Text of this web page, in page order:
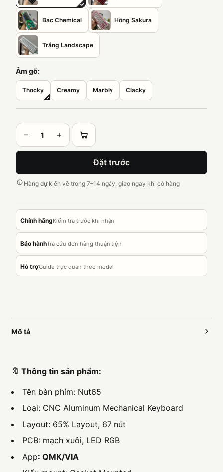
Bạc Chemical Hồng Sakura
Trắng Landscape
Âm gõ:
Thocky Creamy Marbly Clacky
– +
Đặt trước
Hàng dự kiến về trong 7–14 ngày, giao ngay khi có hàng
Chính hãngKiểm tra trước khi nhận
Bảo hànhTra cứu đơn hàng thuận tiện
Hỗ trợGuide trực quan theo model
Mô tả
🔖 Thông tin sản phẩm:
Tên bàn phím: Nut65
Loại: CNC Aluminum Mechanical Keyboard
Layout: 65% Layout, 67 nút
PCB: mạch xuôi, LED RGB
App: QMK/VIA